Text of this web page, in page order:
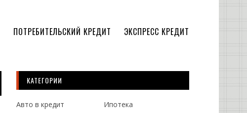
ПОТРЕБИТЕЛЬСКИЙ КРЕДИТ ЭКСПРЕСС КРЕДИТ
КАТЕГОРИИ
Авто в кредит Ипотека